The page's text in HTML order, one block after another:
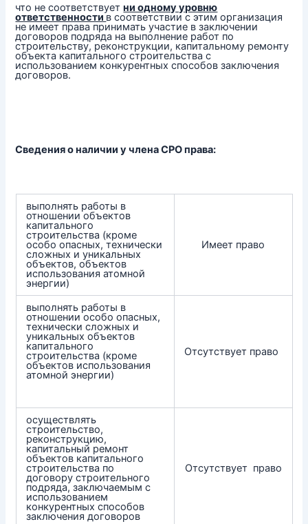
что не соответствуетни одному уровню
ответственностив соответствии с этим организация
не имеет права принимать участие в заключении
договоров подряда на выполнение работ по
строительству, реконструкции, капитальному ремонту
объекта капитального строительства с
использованием конкурентных способов заключения
договоров.
Сведения о наличии у члена СРО права:
выполнять работы в
отношении объектов
капитального
строительства (кроме
особо опасных, технически
сложных и уникальных
объектов, объектов
использования атомной
энергии)
Имеет право
выполнять работы в
отношении особо опасных,
технически сложных и
уникальных объектов
капитального
строительства (кроме
объектов использования
атомной энергии)
Отсутствует право
осуществлять
строительство,
реконструкцию,
капитальный ремонт
объектов капитального
строительства по
договору строительного
подряда, заключаемым с
использованием
конкурентных способов
заключения договоров
Отсутствует право